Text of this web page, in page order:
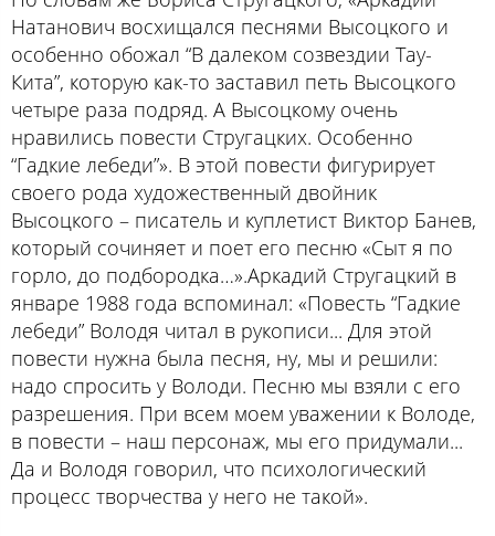
Натанович восхищался песнями Высоцкого и
особенно обожал “В далеком созвездии Тау-
Кита”, которую как-то заставил петь Высоцкого
четыре раза подряд. А Высоцкому очень
нравились повести Стругацких. Особенно
“Гадкие лебеди”». В этой повести фигурирует
своего рода художественный двойник
Высоцкого – писатель и куплетист Виктор Банев,
который сочиняет и поет его песню «Сыт я по
горло, до подбородка…».Аркадий Стругацкий в
январе 1988 года вспоминал: «Повесть “Гадкие
лебеди” Володя читал в рукописи... Для этой
повести нужна была песня, ну, мы и решили:
надо спросить у Володи. Песню мы взяли с его
разрешения. При всем моем уважении к Володе,
в повести – наш персонаж, мы его придумали...
Да и Володя говорил, что психологический
процесс творчества у него не такой».